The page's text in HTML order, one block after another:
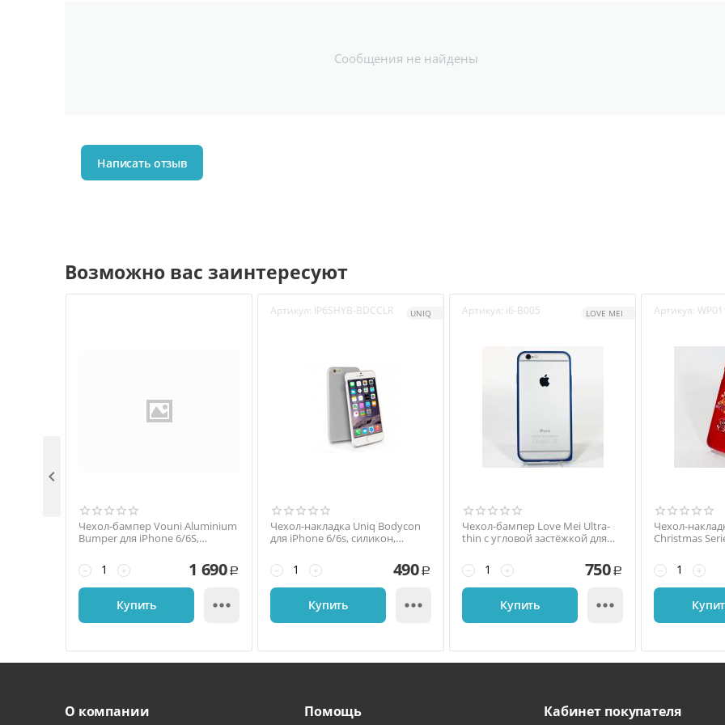
Сообщения не найдены
Написать отзыв
Возможно вас заинтересуют
Чехол-бампер Vouni Aluminium
Bumper для iPhone 6/6S,
+
− 1 690 Р
Купить 
Артикул: IP6SHYB-BDCCLR UNIQ
Чехол-накладка Uniq Bodycon
для iPhone 6/6s, силикон,
+
− 490 Р
Купить 
Артикул: i6-B005 LOVE MEI
Чехол-бампер Love Mei Ultra-
thin с угловой застёжкой для
+
− 750 Р
Купить 
Артикул:
Чехол-
Christmas
+
−

О компании Помощь Кабинет покупателя